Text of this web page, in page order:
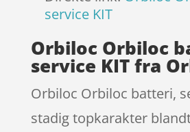
service KIT
Orbiloc Orbiloc
service KIT fra
Orbiloc Orbiloc batteri,
stadig topkarakter